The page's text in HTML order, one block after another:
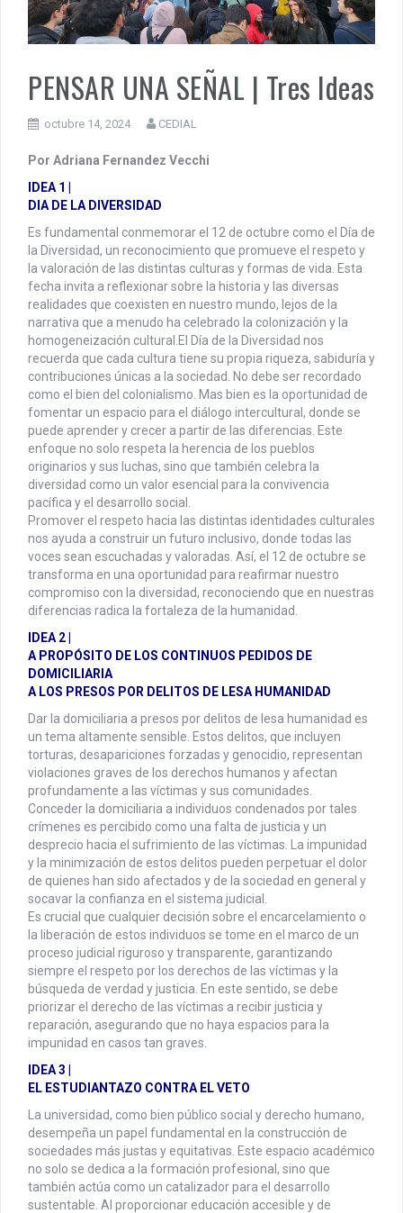
PENSAR UNA SEÑAL | Se echan los dados éticos de la
sustentibilidad. | 6 DE AGOSTO: SOBERANIA TERRITORIAL,
ECONOMICA Y POLITICA
DOCUMENTO CEDIAL | Repudiamos las declaraciones ofensivas
Milei contra la República Federativa del Brasil.
PENSAR UNA SEÑAL | Tres Ideas
octubre 14, 2024 CEDIAL
Por Adriana Fernandez Vecchi
IDEA 1 |
DIA DE LA DIVERSIDAD
Es fundamental conmemorar el 12 de octubre como el Día de
la Diversidad, un reconocimiento que promueve el respeto y
la valoración de las distintas culturas y formas de vida. Esta
fecha invita a reflexionar sobre la historia y las diversas
realidades que coexisten en nuestro mundo, lejos de la
narrativa que a menudo ha celebrado la colonización y la
homogeneización cultural. El Día de la Diversidad nos
recuerda que cada cultura tiene su propia riqueza, sabiduría y
contribuciones únicas a la sociedad. No debe ser recordado
como el bien del colonialismo. Mas bien es la oportunidad de
fomentar un espacio para el diálogo intercultural, donde se
puede aprender y crecer a partir de las diferencias. Este
enfoque no solo respeta la herencia de los pueblos
originarios y sus luchas, sino que también celebra la
diversidad como un valor esencial para la convivencia
pacífica y el desarrollo social.
Promover el respeto hacia las distintas identidades culturales
nos ayuda a construir un futuro inclusivo, donde todas las
voces sean escuchadas y valoradas. Así, el 12 de octubre se
transforma en una oportunidad para reafirmar nuestro
compromiso con la diversidad, reconociendo que en nuestras
diferencias radica la fortaleza de la humanidad.
IDEA 2 |
A PROPÓSITO DE LOS CONTINUOS PEDIDOS DE
DOMICILIARIA
A LOS PRESOS POR DELITOS DE LESA HUMANIDAD
Dar la domiciliaria a presos por delitos de lesa humanidad es
un tema altamente sensible. Estos delitos, que incluyen
torturas, desapariciones forzadas y genocidio, representan
violaciones graves de los derechos humanos y afectan
profundamente a las víctimas y sus comunidades.
Conceder la domiciliaria a individuos condenados por tales
crímenes es percibido como una falta de justicia y un
desprecio hacia el sufrimiento de las víctimas. La impunidad
y la minimización de estos delitos pueden perpetuar el dolor
de quienes han sido afectados y de la sociedad en general y
socavar la confianza en el sistema judicial.
Es crucial que cualquier decisión sobre el encarcelamiento o
la liberación de estos individuos se tome en el marco de un
proceso judicial riguroso y transparente, garantizando
siempre el respeto por los derechos de las víctimas y la
búsqueda de verdad y justicia. En este sentido, se debe
priorizar el derecho de las víctimas a recibir justicia y
reparación, asegurando que no haya espacios para la
impunidad en casos tan graves.
IDEA 3 |
EL ESTUDIANTAZO CONTRA EL VETO
La universidad, como bien público social y derecho humano,
desempeña un papel fundamental en la construcción de
sociedades más justas y equitativas. Este espacio académico
no solo se dedica a la formación profesional, sino que
también actúa como un catalizador para el desarrollo
sustentable. Al proporcionar educación accesible y de